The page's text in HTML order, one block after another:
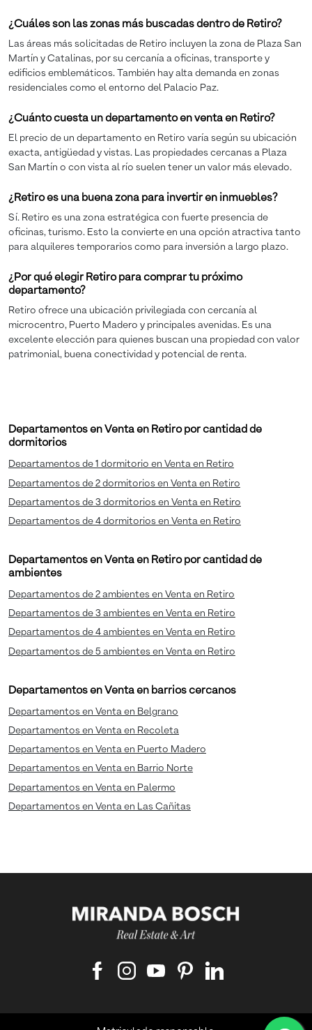
¿Cuáles son las zonas más buscadas dentro de Retiro?
Las áreas más solicitadas de Retiro incluyen la zona de Plaza San
Martín y Catalinas, por su cercanía a oficinas, transporte y
edificios emblemáticos. También hay alta demanda en zonas
residenciales como el entorno del Palacio Paz.
¿Cuánto cuesta un departamento en venta en Retiro?
El precio de un departamento en Retiro varía según su ubicación
exacta, antigüedad y vistas. Las propiedades cercanas a Plaza
San Martín o con vista al río suelen tener un valor más elevado.
¿Retiro es una buena zona para invertir en inmuebles?
Sí. Retiro es una zona estratégica con fuerte presencia de
oficinas, turismo. Esto la convierte en una opción atractiva tanto
para alquileres temporarios como para inversión a largo plazo.
¿Por qué elegir Retiro para comprar tu próximo
departamento?
Retiro ofrece una ubicación privilegiada con cercanía al
microcentro, Puerto Madero y principales avenidas. Es una
excelente elección para quienes buscan una propiedad con valor
patrimonial, buena conectividad y potencial de renta.
Departamentos en Venta en Retiro por cantidad de
dormitorios
Departamentos de 1 dormitorio en Venta en Retiro
Departamentos de 2 dormitorios en Venta en Retiro
Departamentos de 3 dormitorios en Venta en Retiro
Departamentos de 4 dormitorios en Venta en Retiro
Departamentos en Venta en Retiro por cantidad de
ambientes
Departamentos de 2 ambientes en Venta en Retiro
Departamentos de 3 ambientes en Venta en Retiro
Departamentos de 4 ambientes en Venta en Retiro
Departamentos de 5 ambientes en Venta en Retiro
Departamentos en Venta en barrios cercanos
Departamentos en Venta en Belgrano
Departamentos en Venta en Recoleta
Departamentos en Venta en Puerto Madero
Departamentos en Venta en Barrio Norte
Departamentos en Venta en Palermo
Departamentos en Venta en Las Cañitas